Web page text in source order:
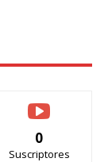
0
Suscriptores